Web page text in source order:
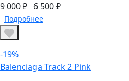
9 000 ₽ 6 500 ₽
Подробнее
-19%
Balenciaga Track 2 Pink